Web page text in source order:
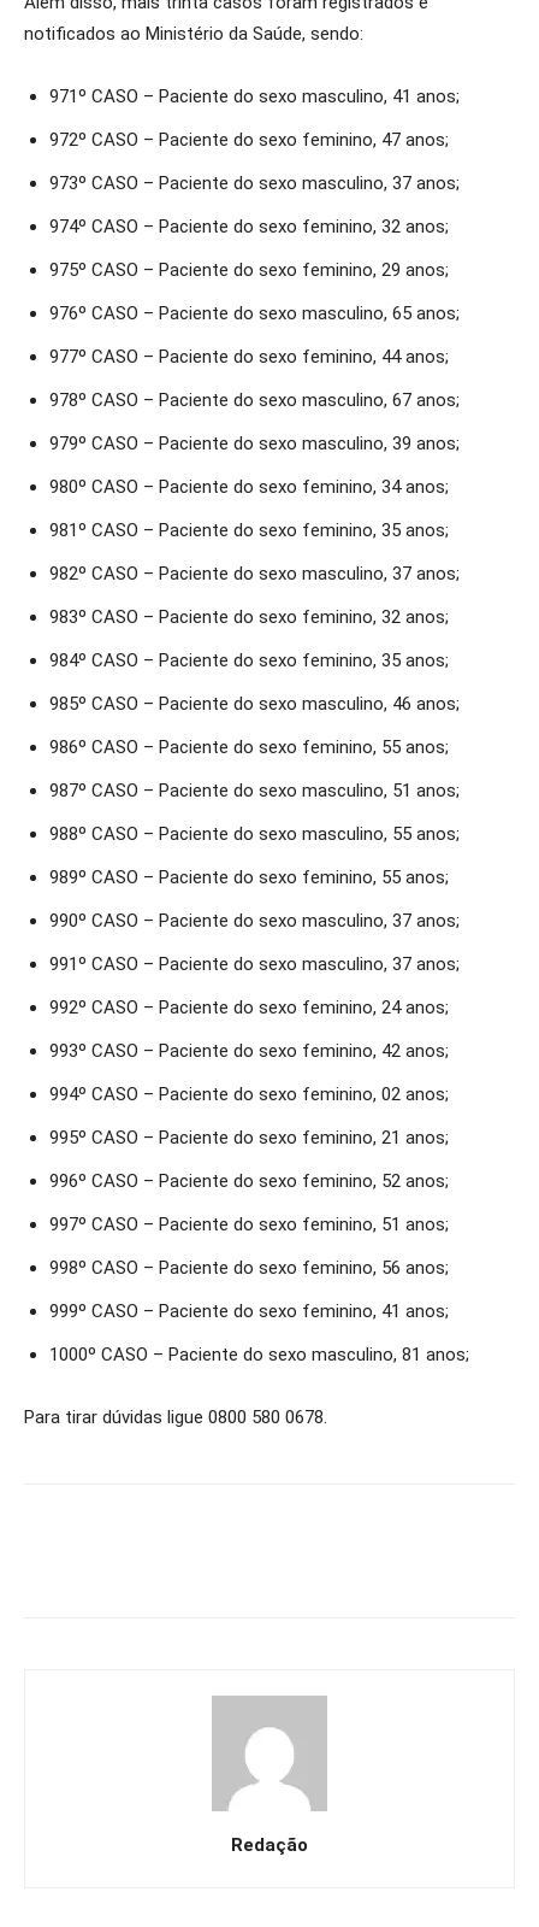
notificados ao Ministério da Saúde, sendo:
971º CASO – Paciente do sexo masculino, 41 anos;
972º CASO – Paciente do sexo feminino, 47 anos;
973º CASO – Paciente do sexo masculino, 37 anos;
974º CASO – Paciente do sexo feminino, 32 anos;
975º CASO – Paciente do sexo feminino, 29 anos;
976º CASO – Paciente do sexo masculino, 65 anos;
977º CASO – Paciente do sexo feminino, 44 anos;
978º CASO – Paciente do sexo masculino, 67 anos;
979º CASO – Paciente do sexo masculino, 39 anos;
980º CASO – Paciente do sexo feminino, 34 anos;
981º CASO – Paciente do sexo feminino, 35 anos;
982º CASO – Paciente do sexo masculino, 37 anos;
983º CASO – Paciente do sexo feminino, 32 anos;
984º CASO – Paciente do sexo feminino, 35 anos;
985º CASO – Paciente do sexo masculino, 46 anos;
986º CASO – Paciente do sexo feminino, 55 anos;
987º CASO – Paciente do sexo masculino, 51 anos;
988º CASO – Paciente do sexo masculino, 55 anos;
989º CASO – Paciente do sexo feminino, 55 anos;
990º CASO – Paciente do sexo masculino, 37 anos;
991º CASO – Paciente do sexo masculino, 37 anos;
992º CASO – Paciente do sexo feminino, 24 anos;
993º CASO – Paciente do sexo feminino, 42 anos;
994º CASO – Paciente do sexo feminino, 02 anos;
995º CASO – Paciente do sexo feminino, 21 anos;
996º CASO – Paciente do sexo feminino, 52 anos;
997º CASO – Paciente do sexo feminino, 51 anos;
998º CASO – Paciente do sexo feminino, 56 anos;
999º CASO – Paciente do sexo feminino, 41 anos;
1000º CASO – Paciente do sexo masculino, 81 anos;
Para tirar dúvidas ligue 0800 580 0678.
Redação